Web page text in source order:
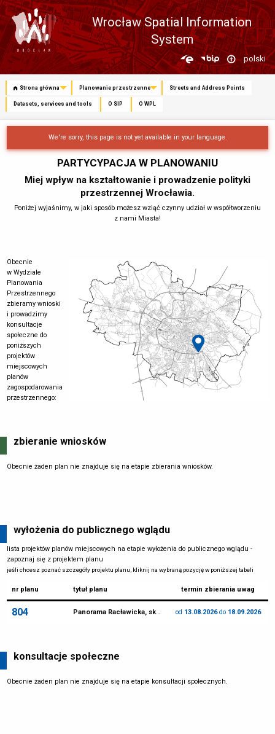
Wrocław Spatial Information
System
Zmień
język
polski
Strona główna Planowanie przestrzenne Streets and Address Points
Datasets, services and tools O SIP O WPL
We're sorry, this page is not yet available in your language.
PARTYCYPACJA W PLANOWANIU
Miej wpływ na kształtowanie i prowadzenie polityki
przestrzennej Wrocławia.
Poniżej wyjaśnimy, w jaki sposób możesz wziąć czynny udział w współtworzeniu
z nami Miasta!
Obecnie
w Wydziale
Planowania
Przestrzennego
zbieramy wnioski
i prowadzimy
konsultacje
społeczne do
poniższych
projektów
miejscowych
planów
zagospodarowania
przestrzennego:
zbieranie wniosków
Obecnie żaden plan nie znajduje się na etapie zbierania wniosków.
wyłożenia do publicznego wglądu
lista projektów planów miejscowych na etapie wyłożenia do publicznego wglądu -
zapoznaj się z projektem planu
jeśli chcesz poznać szczegóły projektu planu, kliknij na wybraną pozycję w poniższej tabeli
nr planu tytuł planu termin zbierania uwag
804 Panorama Racławicka, skwer Wrocławianek od 13.08.2026do 18.09.2026
konsultacje społeczne
Obecnie żaden plan nie znajduje się na etapie konsultacji społecznych.